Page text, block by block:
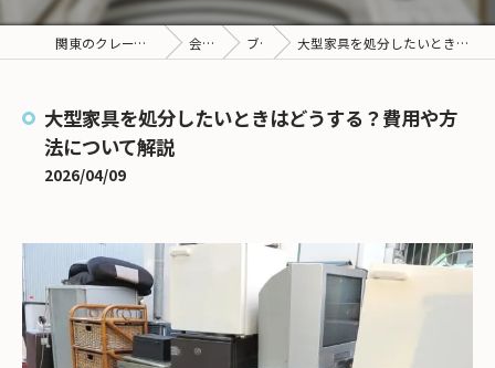
関東のクレーン搬入なら株式会社EHS 会社概要 ブログ 大型家具を処分したいときはどうする？費用や方法について解説
大型家具を処分したいときはどうする？費用や方
法について解説
2026/04/09